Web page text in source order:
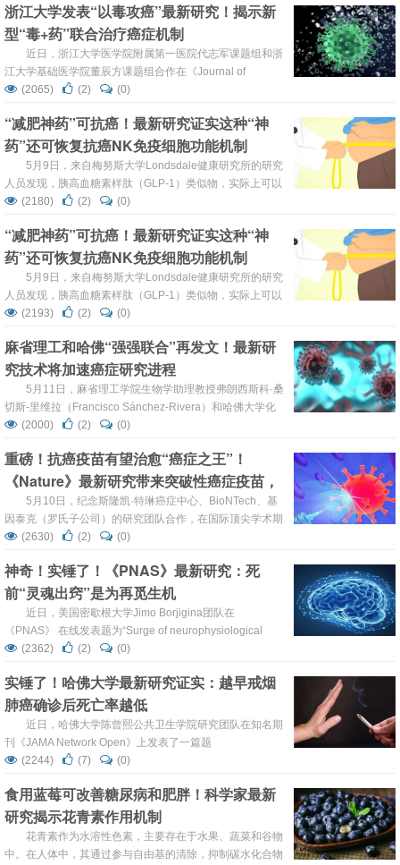
模式，并提出雌激素是乳腺癌的机制来源。 https:...
浙江大学发表“以毒攻癌”最新研究！揭示新
型“毒+药”联合治疗癌症机制
近日，浙江大学医学院附属第一医院代志军课题组和浙
江大学基础医学院董辰方课题组合作在《Journal of
Medical Virology》在线发表题为“Combination of novel
strategy for breast cancer therapy”的研究，通过体内可视...
(2065) (2) (0)
“减肥神药”可抗癌！最新研究证实这种“神
药”还可恢复抗癌NK免疫细胞功能机制
5月9日，来自梅努斯大学Londsdale健康研究所的研究
人员发现，胰高血糖素样肽（GLP-1）类似物，实际上可以
恢复抗癌免疫细胞——“自然杀伤（NK）”细胞在体内的功能
peptide-1 therapy in people with obesity restores natural
killer cell metabolis...
(2180) (2) (0)
“减肥神药”可抗癌！最新研究证实这种“神
药”还可恢复抗癌NK免疫细胞功能机制
5月9日，来自梅努斯大学Londsdale健康研究所的研究
人员发现，胰高血糖素样肽（GLP-1）类似物，实际上可以
恢复抗癌免疫细胞——“自然杀伤（NK）”细胞在体内的功能
peptide-1 therapy in people with obesity restores natural
killer cell metabolis...
(2193) (2) (0)
麻省理工和哈佛“强强联合”再发文！最新研
究技术将加速癌症研究进程
5月11日，麻省理工学院生物学助理教授弗朗西斯科·桑
切斯-里维拉（Francisco Sánchez-Rivera）和哈佛大学化
学与化学生物学系教授大卫·刘（David Liu）共同在
mouse to model a broad spectrum of somatic mutations in
vivo”...
(2000) (2) (0)
重磅！抗癌疫苗有望治愈“癌症之王”！
《Nature》最新研究带来突破性癌症疫苗，
强力阻止癌症复发
5月10日，纪念斯隆凯·特琳癌症中心、BioNTech、基
因泰克（罗氏子公司）的研究团队合作，在国际顶尖学术期
刊《Nature》上发表了题为：Personalized RNA
cancer 的研究论文。研究开发了一种个性化mRNA疫苗策
略——autogene cevumeran（BNT12...
(2630) (2) (0)
神奇！实锤了！《PNAS》最新研究：死
前“灵魂出窍”是为再觅生机
近日，美国密歇根大学Jimo Borjigina团队在
《PNAS》 在线发表题为“Surge of neurophysiological
coupling and connectivity of gamma oscillations in the
神经生理耦合和伽马振荡的连通性会发生激增。 htt...
(2362) (2) (0)
实锤了！哈佛大学最新研究证实：越早戒烟
肺癌确诊后死亡率越低
近日，哈佛大学陈曾熙公共卫生学院研究团队在知名期
刊《JAMA Network Open》上发表了一篇题
为“Prediagnosis Smoking Cessation and Overall Survival
章，在这项研究中，研究人员对肺癌幸存者的长期随访队列
进行了考察，发现与从不吸烟的人群相...
(2244) (7) (0)
食用蓝莓可改善糖尿病和肥胖！科学家最新
研究揭示花青素作用机制
花青素作为水溶性色素，主要存在于水果、蔬菜和谷物
中。在人体中，其通过参与自由基的清除，抑制碳水化合物